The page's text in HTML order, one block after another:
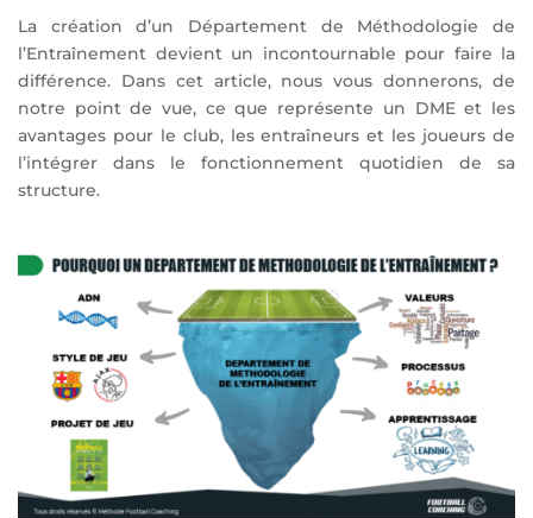
La création d’un Département de Méthodologie de
l’Entraînement devient un incontournable pour faire la
différence. Dans cet article, nous vous donnerons, de
notre point de vue, ce que représente un DME et les
avantages pour le club, les entraîneurs et les joueurs de
l’intégrer dans le fonctionnement quotidien de sa
structure.